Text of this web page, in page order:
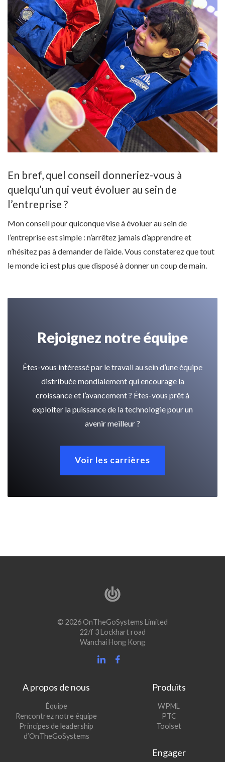
En bref, quel conseil donneriez-vous à
quelqu’un qui veut évoluer au sein de
l’entreprise ?
Mon conseil pour quiconque vise à évoluer au sein de
l’entreprise est simple : n’arrêtez jamais d’apprendre et
n’hésitez pas à demander de l’aide. Vous constaterez que tout
le monde ici est plus que disposé à donner un coup de main.
Rejoignez notre équipe
Êtes-vous intéressé par le travail au sein d’une équipe
distribuée mondialement qui encourage la
croissance et l’avancement ? Êtes-vous prêt à
exploiter la puissance de la technologie pour un
avenir meilleur ?
Voir les carrières
© 2026 OnTheGoSystems Limited
22/f 3 Lockhart road
Wanchai Hong Kong
A propos de nous
Équipe
Rencontrez notre équipe
Principes de leadership
d’OnTheGoSystems
Produits
WPML
une
PTC(s’ouvre
dans
fenêtre)
Toolset(s’ouvre
nouvelle
Engager